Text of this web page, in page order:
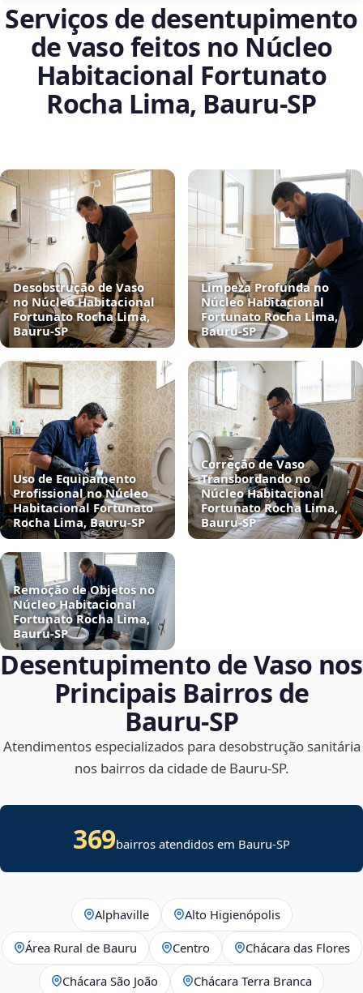
Serviços de desentupimento
de vaso feitos no Núcleo
Habitacional Fortunato
Rocha Lima, Bauru‑SP
Desobstrução de Vaso
no Núcleo Habitacional
Fortunato Rocha Lima,
Bauru‑SP
Limpeza Profunda no
Núcleo Habitacional
Fortunato Rocha Lima,
Bauru‑SP
Uso de Equipamento
Profissional no Núcleo
Habitacional Fortunato
Rocha Lima, Bauru‑SP
Correção de Vaso
Transbordando no
Núcleo Habitacional
Fortunato Rocha Lima,
Bauru‑SP
Remoção de Objetos no
Núcleo Habitacional
Fortunato Rocha Lima,
Bauru‑SP
Desentupimento de Vaso nos
Principais Bairros de
Bauru‑SP
Atendimentos especializados para desobstrução sanitária
nos bairros da cidade de Bauru‑SP.
369bairros atendidos em Bauru-SP
Alphaville Alto Higienópolis
Área Rural de Bauru Centro Chácara das Flores
Chácara São João Chácara Terra Branca